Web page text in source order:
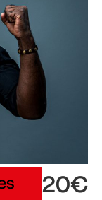
20€